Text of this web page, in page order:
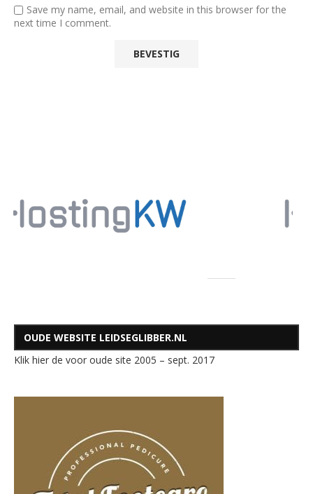
Save my name, email, and website in this browser for the
next time I comment.
OUDE WEBSITE LEIDSEGLIBBER.NL
Klik hier de voor oude site 2005 – sept. 2017